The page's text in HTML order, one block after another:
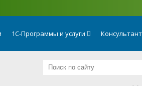
1С-Программы и услуги